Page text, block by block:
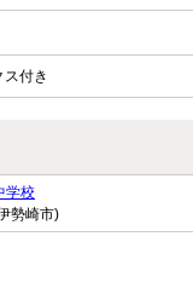
付き
学校
勢崎市)